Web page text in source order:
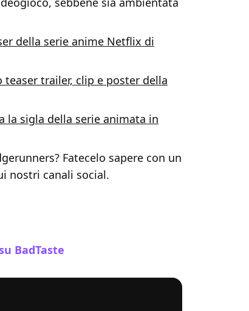
della serie anime Netflix di
trailer, clip e poster della
la sigla della serie animata in
Fatecelo sapere con un
nostri canali social.
BadTaste